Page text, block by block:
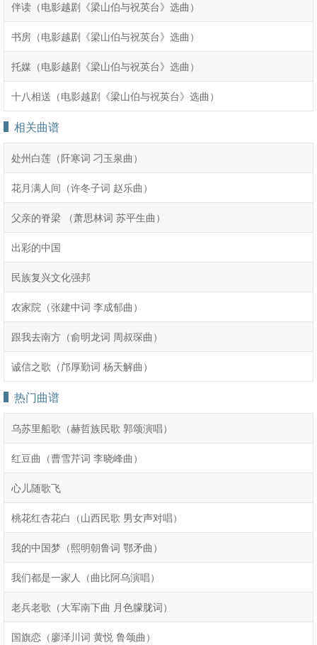
伴读（电影越剧《梁山伯与祝英台》选曲）
书房（电影越剧《梁山伯与祝英台》选曲）
托媒（电影越剧《梁山伯与祝英台》选曲）
十八相送（电影越剧《梁山伯与祝英台》选曲）
相关曲谱
处州白莲（阡寒词 刁玉泉曲）
花月满人间（许冬子词 赵乐曲）
父亲的脊梁 （萧思林词 苏平生曲）
出彩的中国
民族复兴文化强邦
农家院（张建中词 李成郁曲）
跟我去南方（俞明龙词 周叔琛曲）
诚信之歌（邝厚勤词 杨天解曲）
热门曲谱
乌苏里船歌（赫哲族民歌 郭颂演唱）
红豆曲（曹雪芹词 李晓峰曲）
心儿随歌飞
桃花红杏花白（山西民歌 男女声对唱）
我的中国梦（熙明朝鲁词 鄂矛曲）
我们都是一家人（曲比阿乌演唱）
老兵老歌（大军南下曲 月色朦胧词）
国旗恋（廖泽川词 黄悦 鲁颂曲）